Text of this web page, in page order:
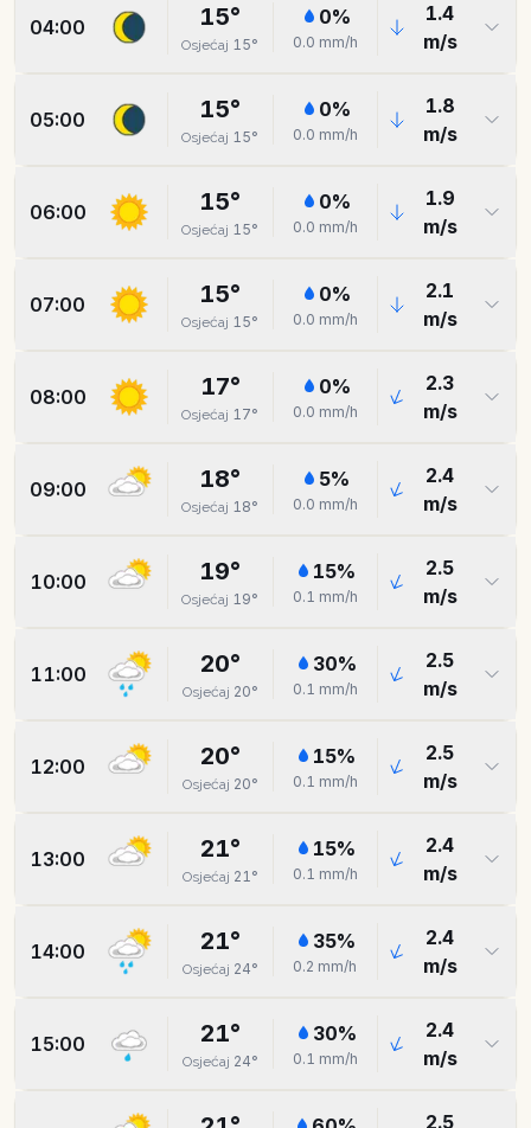
04:00 15°
Osjećaj 15°
0%
0.0 mm/h
1.4
m/s
05:00 15°
Osjećaj 15°
0%
0.0 mm/h
1.8
m/s
06:00 15°
Osjećaj 15°
0%
0.0 mm/h
1.9
m/s
07:00 15°
Osjećaj 15°
0%
0.0 mm/h
2.1
m/s
08:00 17°
Osjećaj 17°
0%
0.0 mm/h
2.3
m/s
09:00 18°
Osjećaj 18°
5%
0.0 mm/h
2.4
m/s
10:00 19°
Osjećaj 19°
15%
0.1 mm/h
2.5
m/s
11:00 20°
Osjećaj 20°
30%
0.1 mm/h
2.5
m/s
12:00 20°
Osjećaj 20°
15%
0.1 mm/h
2.5
m/s
13:00 21°
Osjećaj 21°
15%
0.1 mm/h
2.4
m/s
14:00 21°
Osjećaj 24°
35%
0.2 mm/h
2.4
m/s
15:00 21°
Osjećaj 24°
30%
0.1 mm/h
2.4
m/s
2.5